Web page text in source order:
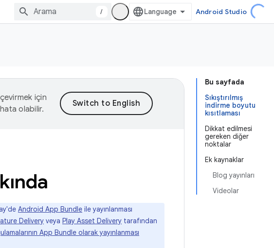
/ Android Studio
Bu sayfada
Sıkıştırılmış
indirme boyutu
kısıtlaması
Dikkat edilmesi
gereken diğer
noktalar
Ek kaynaklar
Blog yayınları
Videolar
için
olabilir.
Android App Bundle ile yayınlanması
Delivery veya Play Asset Delivery tarafından
App Bundle olarak yayınlanması